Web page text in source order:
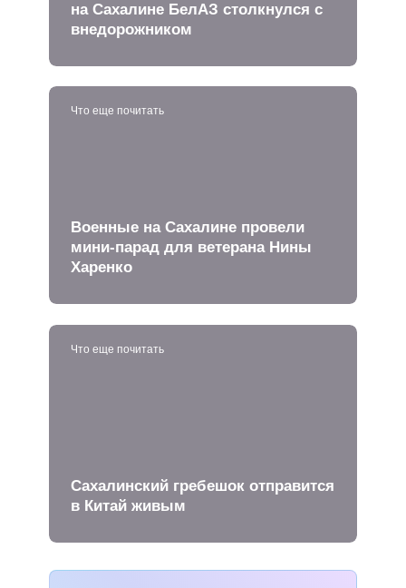
на Сахалине БелАЗ столкнулся с
внедорожником
Что еще почитать
Военные на Сахалине провели
мини-парад для ветерана Нины
Харенко
Что еще почитать
Сахалинский гребешок отправится
в Китай живым